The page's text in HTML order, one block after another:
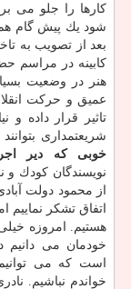
كارها را جلو می
شود یك پیش گام هم
كابینه در مراسم
هنر در وضعیت
عمیق و حركت
تاثیر قرار داده
شریعتمداری
خوبی كه دیر
نویسندگان كودك و
از محمود دولت
اتفاق تشكر نماییم
هستیم. امروزه
خودمان می دانیم
است كه می
خواندم نباشیم.